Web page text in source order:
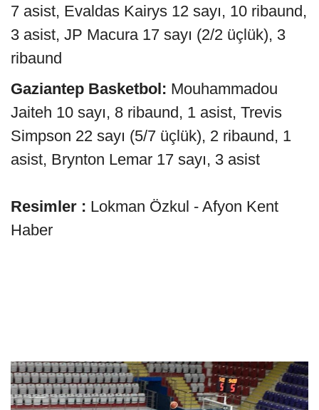
7 asist, Evaldas Kairys 12 sayı, 10 ribaund,
3 asist, JP Macura 17 sayı (2/2 üçlük), 3
ribaund
Gaziantep Basketbol: Mouhammadou
Jaiteh 10 sayı, 8 ribaund, 1 asist, Trevis
Simpson 22 sayı (5/7 üçlük), 2 ribaund, 1
asist, Brynton Lemar 17 sayı, 3 asist
Resimler : Lokman Özkul - Afyon Kent
Haber